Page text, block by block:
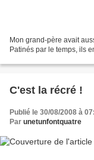
Mon grand-père avait
Patinés par le temps, ils
C'est la récré !
Publié le 30/08/2008 à
Par unetunfontquatre